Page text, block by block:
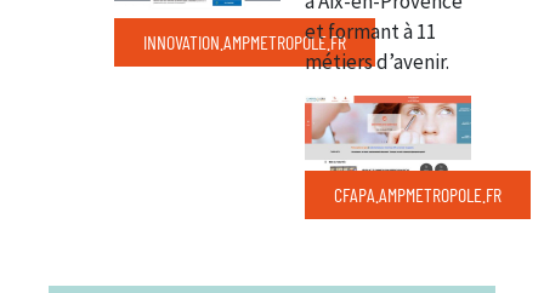
INNOVATION.AMPMETROPOLE.FRet formant à 11
métiers d’avenir.
CFAPA.AMPMETROPOLE.FR